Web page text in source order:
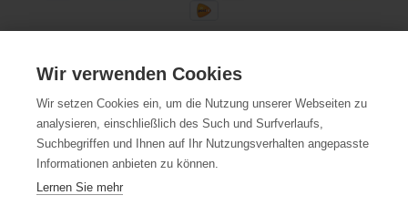
Wir verwenden Cookies
Wir setzen Cookies ein, um die Nutzung unserer Webseiten zu
analysieren, einschließlich des Such und Surfverlaufs,
Suchbegriffen und Ihnen auf Ihr Nutzungsverhalten angepasste
Informationen anbieten zu können.
Lernen Sie mehr
Trustpilot